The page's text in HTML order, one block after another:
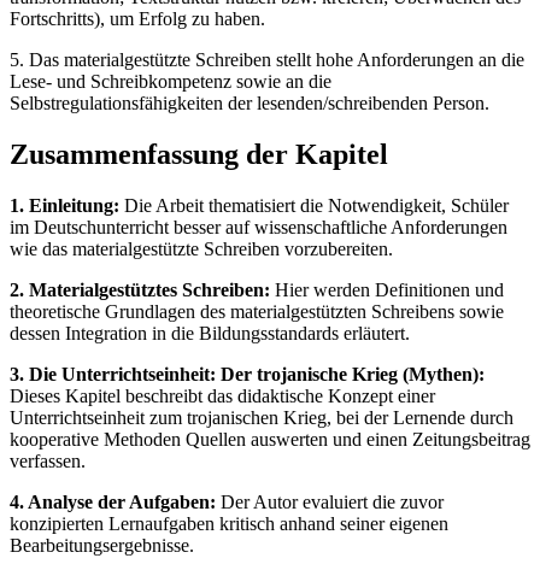
Fortschritts), um Erfolg zu haben.
5. Das materialgestützte Schreiben stellt hohe Anforderungen an die
Lese- und Schreibkompetenz sowie an die
Selbstregulationsfähigkeiten der lesenden/schreibenden Person.
Zusammenfassung der Kapitel
1. Einleitung: Die Arbeit thematisiert die Notwendigkeit, Schüler
im Deutschunterricht besser auf wissenschaftliche Anforderungen
wie das materialgestützte Schreiben vorzubereiten.
2. Materialgestütztes Schreiben: Hier werden Definitionen und
theoretische Grundlagen des materialgestützten Schreibens sowie
dessen Integration in die Bildungsstandards erläutert.
3. Die Unterrichtseinheit: Der trojanische Krieg (Mythen):
Dieses Kapitel beschreibt das didaktische Konzept einer
Unterrichtseinheit zum trojanischen Krieg, bei der Lernende durch
kooperative Methoden Quellen auswerten und einen Zeitungsbeitrag
verfassen.
4. Analyse der Aufgaben: Der Autor evaluiert die zuvor
konzipierten Lernaufgaben kritisch anhand seiner eigenen
Bearbeitungsergebnisse.